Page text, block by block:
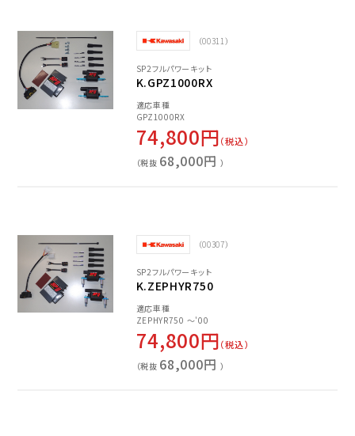
（00311）
SP2フルパワーキット
K.GPZ1000RX
適応車種
GPZ1000RX
74,800円（税込）
（税抜 68,000円 ）
（00307）
SP2フルパワーキット
K.ZEPHYR750
適応車種
ZEPHYR750 ～'00
74,800円（税込）
（税抜 68,000円 ）